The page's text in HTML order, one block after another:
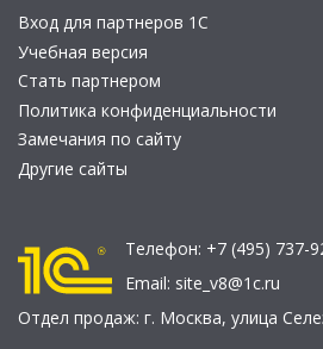
Вход для партнеров 1С
Учебная версия
Стать партнером
Политика конфиденциальности
Замечания по сайту
Другие сайты
Телефон: +7 (495) 737-
Email: site_v8@1c.ru
Отдел продаж: г. Москва, улица